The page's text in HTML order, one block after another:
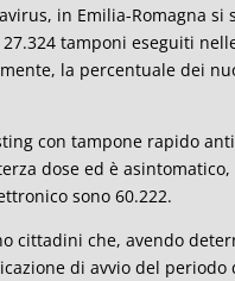
in Emilia-Romagna
tamponi eseguiti
la percentuale dei
con tampone rapido
dose ed è
sono 60.222.
cittadini che, avendo
di avvio del